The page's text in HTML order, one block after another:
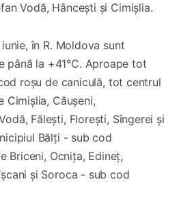
Vodă, Hâncești și Cimișlia.
în R. Moldova sunt
până la +41°C. Aproape tot
roșu de caniculă, tot centrul
Cimișlia, Căușeni,
Fălești, Florești, Sîngerei și
Bălți - sub cod
Briceni, Ocnița, Edineț,
și Soroca - sub cod